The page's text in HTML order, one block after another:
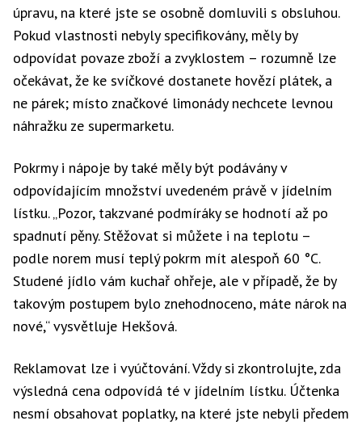
úpravu, na které jste se osobně domluvili s obsluhou.
Pokud vlastnosti nebyly specifikovány, měly by
odpovídat povaze zboží a zvyklostem – rozumně lze
očekávat, že ke svíčkové dostanete hovězí plátek, a
ne párek; místo značkové limonády nechcete levnou
náhražku ze supermarketu.
Pokrmy i nápoje by také měly být podávány v
odpovídajícím množství uvedeném právě v jídelním
lístku. „Pozor, takzvané podmíráky se hodnotí až po
spadnutí pěny. Stěžovat si můžete i na teplotu –
podle norem musí teplý pokrm mít alespoň 60 °C.
Studené jídlo vám kuchař ohřeje, ale v případě, že by
takovým postupem bylo znehodnoceno, máte nárok na
nové,“ vysvětluje Hekšová.
Reklamovat lze i vyúčtování. Vždy si zkontrolujte, zda
výsledná cena odpovídá té v jídelním lístku. Účtenka
nesmí obsahovat poplatky, na které jste nebyli předem